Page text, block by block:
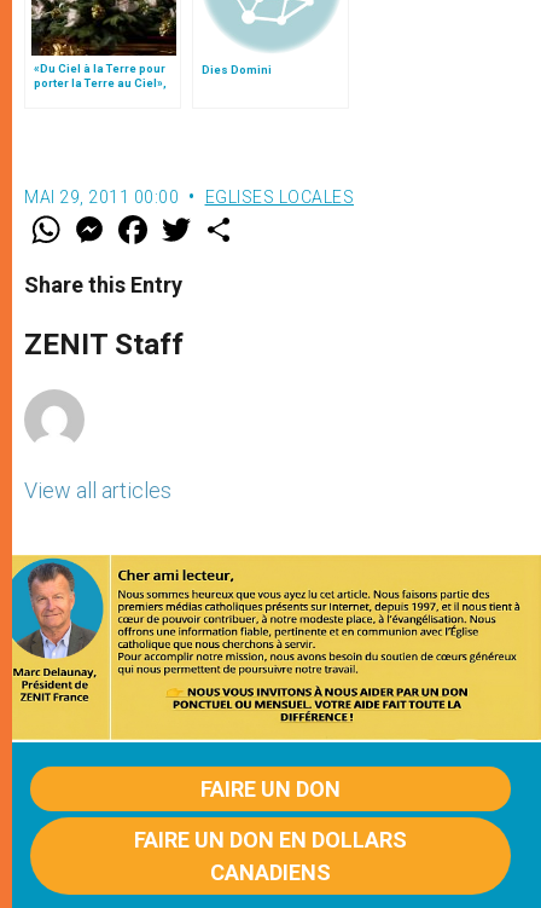
«Du Ciel à la Terre pour
porter la Terre au Ciel»,
Dies Domini
MAI 29, 2011 00:00 EGLISES LOCALES
W
t
s
p
p
M
e
s
e
g
e
F
a
e
b
o
k
w
Share this Entry
ZENIT Staff
View all articles
FAIRE UN DON
FAIRE UN DON EN DOLLARS
CANADIENS